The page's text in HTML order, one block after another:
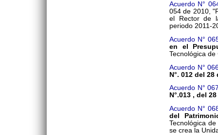
Acuerdo N°
054 de 2010,
el Rector de
periodo 2011-
Acuerdo N°
en el
Tecnológica
Acuerdo N°
N°. 012 del
Acuerdo N°
N°.013 , del
Acuerdo N°
del
Tecnológica
se crea la